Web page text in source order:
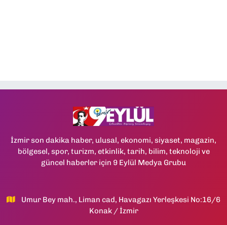
İzmir son dakika haber, ulusal, ekonomi, siyaset, magazin,
bölgesel, spor, turizm, etkinlik, tarih, bilim, teknoloji ve
güncel haberler için 9 Eylül Medya Grubu
Umur Bey mah., Liman cad, Havagazı Yerleşkesi No:16/6
Konak / İzmir